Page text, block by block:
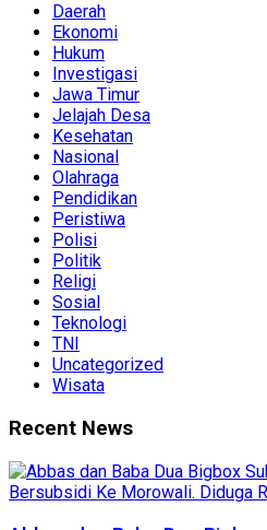
Daerah
Ekonomi
Hukum
Investigasi
Jawa Timur
Jelajah Desa
Kesehatan
Nasional
Olahraga
Pendidikan
Peristiwa
Polisi
Politik
Religi
Sosial
Teknologi
TNI
Uncategorized
Wisata
Recent News